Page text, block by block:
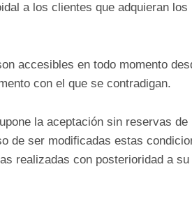
a los clientes que adquieran
accesibles en todo momento
con el que se contradigan.
la aceptación sin reservas de
de ser modificadas estas
realizadas con posterioridad a